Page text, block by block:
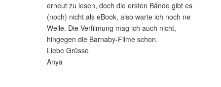
erneut zu lesen, doch die ersten Bände gibt es
(noch) nicht als eBook, also warte ich noch ne
Weile. Die Verfilmung mag ich auch nicht,
hingegen die Barnaby-Filme schon.
Liebe Grüsse
Anya